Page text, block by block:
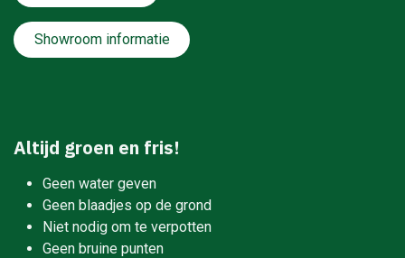
Showroom informatie
Altijd groen en fris!
Geen water geven
Geen blaadjes op de grond
Niet nodig om te verpotten
Geen bruine punten